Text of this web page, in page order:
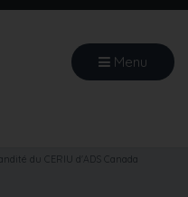
Menu
du CERIU d'ADS Canada